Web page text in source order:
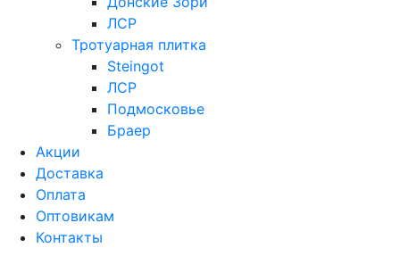
ЛСР
Тротуарная плитка
Steingot
ЛСР
Подмосковье
Браер
Акции
Доставка
Оплата
Оптовикам
Контакты